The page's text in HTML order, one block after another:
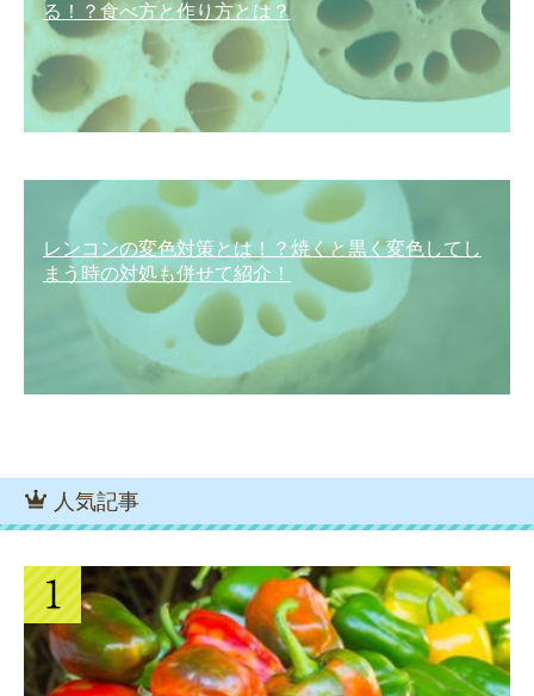
る！？食べ方と作り方とは？
レンコンの変色対策とは！？焼くと黒く変色してし
まう時の対処も併せて紹介！
人気記事